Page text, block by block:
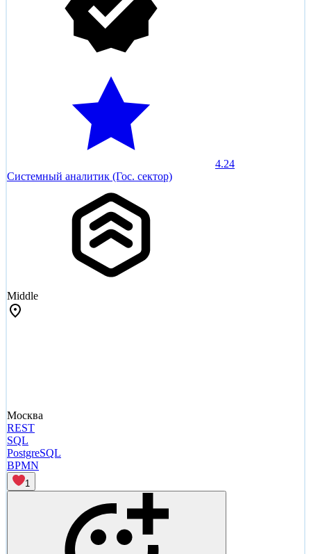
4.24
Системный аналитик (Гос. сектор)
Middle
Москва
REST
SQL
PostgreSQL
BPMN
1